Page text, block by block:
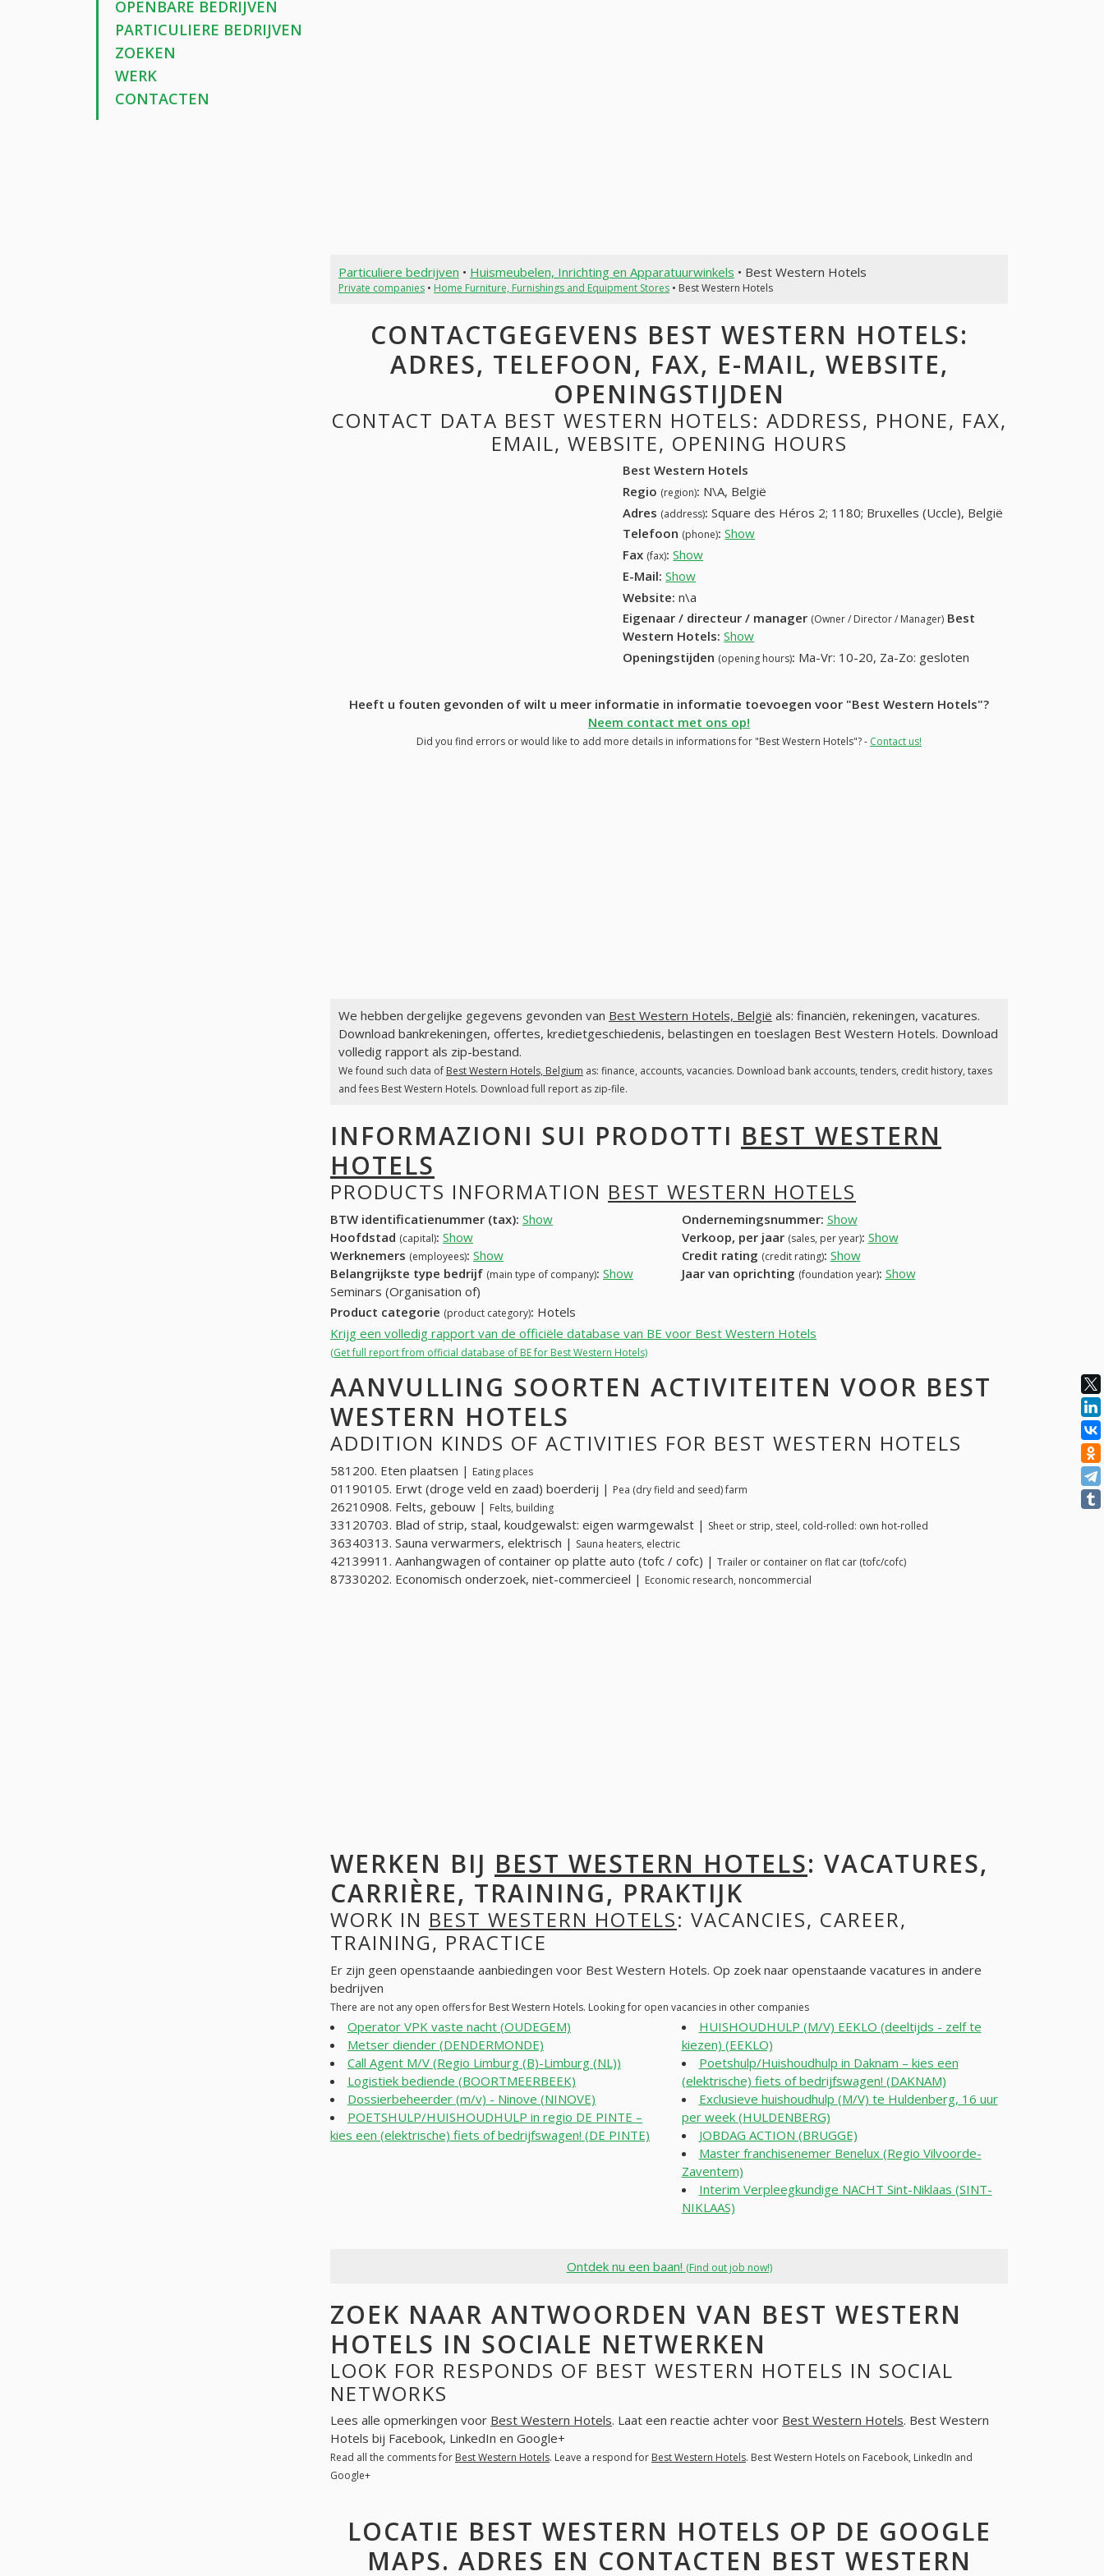
OPENBARE BEDRIJVEN
PARTICULIERE BEDRIJVEN
ZOEKEN
WERK
CONTACTEN
Particuliere bedrijven • Huismeubelen, Inrichting en Apparatuurwinkels • Best Western Hotels
Private companies• Home Furniture, Furnishings and Equipment Stores• Best Western Hotels
CONTACTGEGEVENS BEST WESTERN HOTELS:
ADRES, TELEFOON, FAX, E-MAIL, WEBSITE,
OPENINGSTIJDEN
CONTACT DATA BEST WESTERN HOTELS: ADDRESS, PHONE, FAX,
EMAIL, WEBSITE, OPENING HOURS
Best Western Hotels
Regio (region): N\A, België
Adres (address): Square des Héros 2; 1180; Bruxelles (Uccle), België
Telefoon (phone): Show
Fax (fax): Show
E-Mail: Show
Website: n\a
Eigenaar / directeur / manager (Owner / Director / Manager) Best
Western Hotels: Show
Openingstijden (opening hours): Ma-Vr: 10-20, Za-Zo: gesloten
Heeft u fouten gevonden of wilt u meer informatie in informatie toevoegen voor "Best Western Hotels"?
Neem contact met ons op!
Did you find errors or would like to add more details in informations for "Best Western Hotels"? - Contact us!
We hebben dergelijke gegevens gevonden van Best Western Hotels, België als: financiën, rekeningen, vacatures.
Download bankrekeningen, offertes, kredietgeschiedenis, belastingen en toeslagen Best Western Hotels. Download
volledig rapport als zip-bestand.
We found such data of Best Western Hotels, Belgium as: finance, accounts, vacancies. Download bank accounts, tenders, credit history, taxes
and fees Best Western Hotels. Download full report as zip-file.
INFORMAZIONI SUI PRODOTTI BEST WESTERN
HOTELS
PRODUCTS INFORMATION BEST WESTERN HOTELS
BTW identificatienummer (tax): Show Ondernemingsnummer: Show
Hoofdstad (capital): Show Verkoop, per jaar (sales, per year): Show
Werknemers (employees): Show Credit rating (credit rating): Show
Belangrijkste type bedrijf (main type of company): Show Jaar van oprichting (foundation year): Show
Seminars (Organisation of)
Product categorie (product category): Hotels
Krijg een volledig rapport van de officiële database van BE voor Best Western Hotels
(Get full report from official database of BE for Best Western Hotels)
AANVULLING SOORTEN ACTIVITEITEN VOOR BEST
WESTERN HOTELS
ADDITION KINDS OF ACTIVITIES FOR BEST WESTERN HOTELS
581200. Eten plaatsen | Eating places
01190105. Erwt (droge veld en zaad) boerderij | Pea (dry field and seed) farm
26210908. Felts, gebouw | Felts, building
33120703. Blad of strip, staal, koudgewalst: eigen warmgewalst | Sheet or strip, steel, cold-rolled: own hot-rolled
36340313. Sauna verwarmers, elektrisch | Sauna heaters, electric
42139911. Aanhangwagen of container op platte auto (tofc / cofc) | Trailer or container on flat car (tofc/cofc)
87330202. Economisch onderzoek, niet-commercieel | Economic research, noncommercial
WERKEN BIJ BEST WESTERN HOTELS: VACATURES,
CARRIÈRE, TRAINING, PRAKTIJK
WORK IN BEST WESTERN HOTELS: VACANCIES, CAREER,
TRAINING, PRACTICE
Er zijn geen openstaande aanbiedingen voor Best Western Hotels. Op zoek naar openstaande vacatures in andere
bedrijven
There are not any open offers for Best Western Hotels. Looking for open vacancies in other companies
Operator VPK vaste nacht (OUDEGEM)
Metser diender (DENDERMONDE)
Call Agent M/V (Regio Limburg (B)-Limburg (NL))
Logistiek bediende (BOORTMEERBEEK)
Dossierbeheerder (m/v) - Ninove (NINOVE)
POETSHULP/HUISHOUDHULP in regio DE PINTE –
kies een (elektrische) fiets of bedrijfswagen! (DE PINTE)
HUISHOUDHULP (M/V) EEKLO (deeltijds - zelf te
kiezen) (EEKLO)
Poetshulp/Huishoudhulp in Daknam – kies een
(elektrische) fiets of bedrijfswagen! (DAKNAM)
Exclusieve huishoudhulp (M/V) te Huldenberg, 16 uur
per week (HULDENBERG)
JOBDAG ACTION (BRUGGE)
Master franchisenemer Benelux (Regio Vilvoorde-
Zaventem)
Interim Verpleegkundige NACHT Sint-Niklaas (SINT-
NIKLAAS)
Ontdek nu een baan! (Find out job now!)
ZOEK NAAR ANTWOORDEN VAN BEST WESTERN
HOTELS IN SOCIALE NETWERKEN
LOOK FOR RESPONDS OF BEST WESTERN HOTELS IN SOCIAL
NETWORKS
Lees alle opmerkingen voor Best Western Hotels. Laat een reactie achter voor Best Western Hotels. Best Western
Hotels bij Facebook, LinkedIn en Google+
Read all the comments for Best Western Hotels. Leave a respond for Best Western Hotels. Best Western Hotels on Facebook, LinkedIn and
Google+
LOCATIE BEST WESTERN HOTELS OP DE GOOGLE
MAPS. ADRES EN CONTACTEN BEST WESTERN